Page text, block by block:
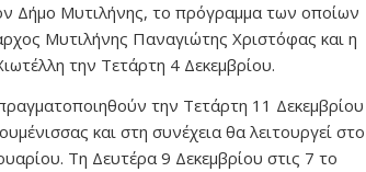
Δήμο Μυτιλήνης, το πρόγραμμα των οποίων
Μυτιλήνης Παναγιώτης Χριστόφας και η
την Τετάρτη 4 Δεκεμβρίου.
την Τετάρτη 11 Δεκεμβρίου
και στη συνέχεια θα λειτουργεί στο
Τη Δευτέρα 9 Δεκεμβρίου στις 7 το